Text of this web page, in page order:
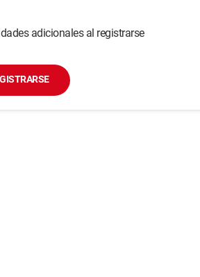
adicionales al registrarse